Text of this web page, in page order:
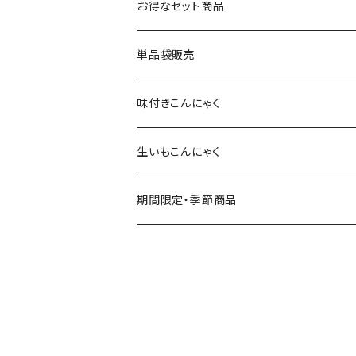
お得なセット商品
単品袋販売
味付きこんにゃく
生いもこんにゃく
期間限定・季節商品